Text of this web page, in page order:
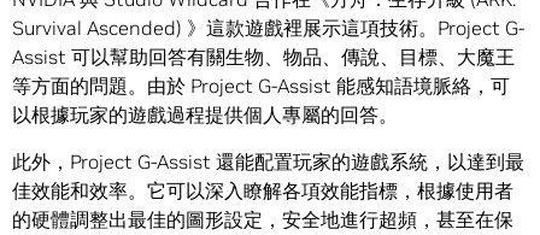
Survival Ascended) 》這款遊戲裡展示這項技術。 Project G-
Assist 可以幫助回答有關生物、物品、傳說、目標、大魔王
等方面的問題。由於 Project G-Assist 能感知語境脈絡，可
以根據玩家的遊戲過程提供個人專屬的回答。
此外， Project G-Assist 還能配置玩家的遊戲系統，以達到最
佳效能和效率。它可以深入瞭解各項效能指標，根據使用者
的硬體調整出最佳的圖形設定 ， 安全地進行超頻，甚至在保